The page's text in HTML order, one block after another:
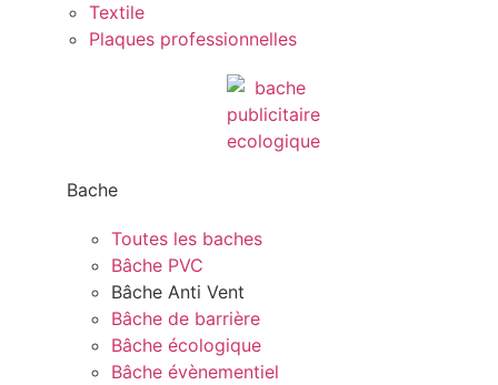
Textile
Plaques professionnelles
Bache
Toutes les baches
Bâche PVC
Bâche Anti Vent
Bâche de barrière
Bâche écologique
Bâche évènementiel